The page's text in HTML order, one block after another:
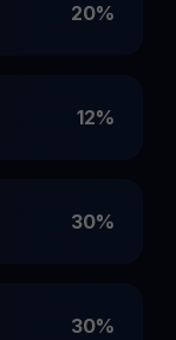
20%
12%
30%
30%